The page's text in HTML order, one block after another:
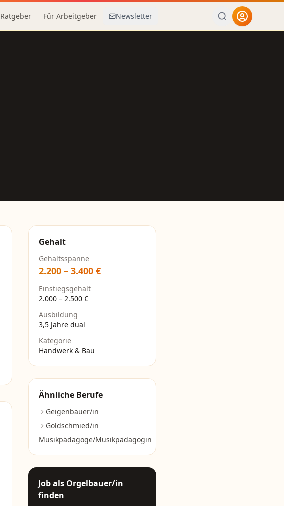
Ratgeber Für Arbeitgeber Newsletter
Gehalt
Gehaltsspanne
2.200 – 3.400 €
Einstiegsgehalt
2.000 – 2.500 €
Ausbildung
3,5 Jahre dual
Kategorie
Handwerk & Bau
Ähnliche Berufe
Geigenbauer/in
Goldschmied/in
Musikpädagoge/Musikpädagogin
Job als Orgelbauer/in
finden